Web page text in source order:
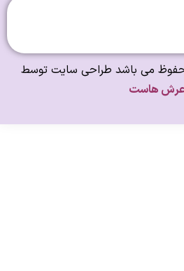
باشد طراحی سایت توسط